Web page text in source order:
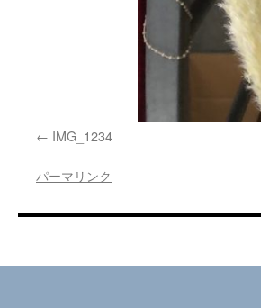
IMG_1234
パーマリンク